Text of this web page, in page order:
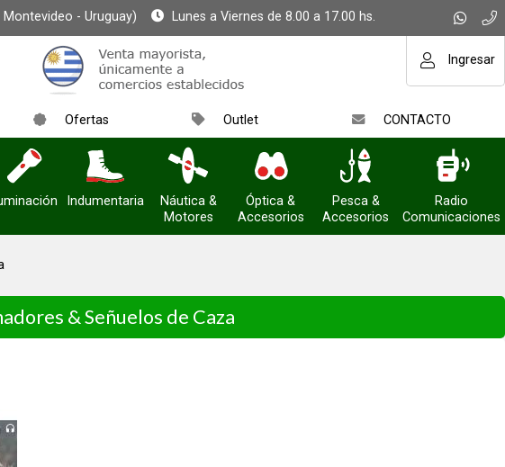
Montevideo - Uruguay) Lunes a Viernes de 8.00 a 17.00 hs.
Ingresar
Ofertas Outlet CONTACTO
Indumentaria
Náutica &
Motores
Óptica &
Accesorios
Pesca &
Accesorios
Radio
Comunicaciones
& Señuelos de Caza